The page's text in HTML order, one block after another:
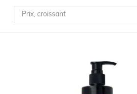
Prix, croissant